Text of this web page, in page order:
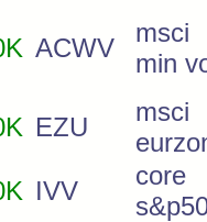
ACWV
min
EZU
msci
IVV
core